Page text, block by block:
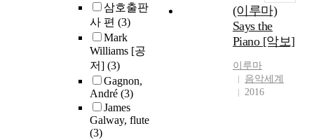
삼호출판
사 편 (3)
Mark
Williams [공
저] (3)
Gagnon,
André (3)
James
Galway, flute
(3)
(이루마)
Says the
Piano [악보]
이루마
음악세계
2016